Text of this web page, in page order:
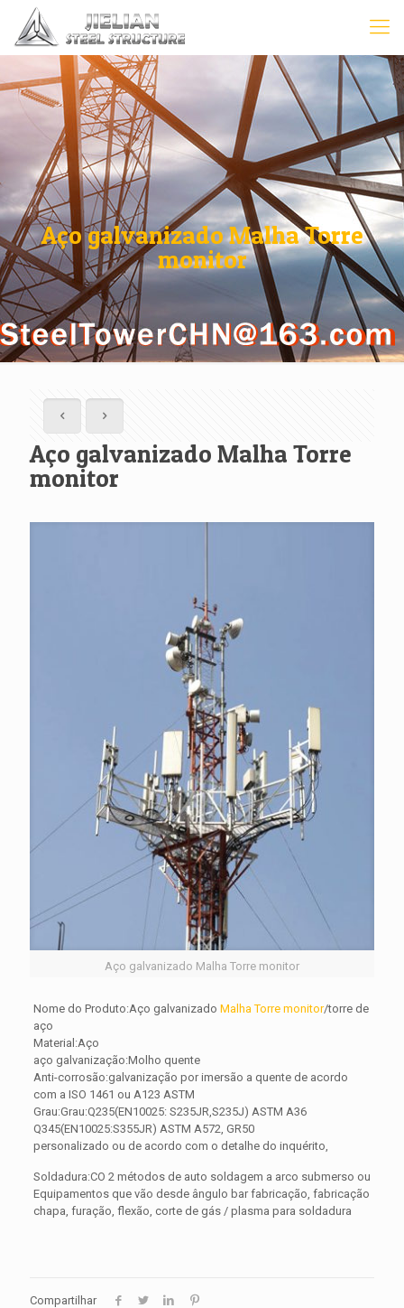
Aço galvanizado Malha Torre
monitor
Aço galvanizado Malha Torre
monitor
Aço galvanizado Malha Torre monitor
Nome do Produto:Aço galvanizado Malha Torre monitor/torre de
aço
Material:Aço
aço galvanização:Molho quente
Anti-corrosão:galvanização por imersão a quente de acordo
com a ISO 1461 ou A123 ASTM
Grau:Grau:Q235(EN10025: S235JR,S235J) ASTM A36
Q345(EN10025:S355JR) ASTM A572, GR50
personalizado ou de acordo com o detalhe do inquérito,
Soldadura:CO 2 métodos de auto soldagem a arco submerso ou
Equipamentos que vão desde ângulo bar fabricação, fabricação
chapa, furação, flexão, corte de gás / plasma para soldadura
Compartilhar